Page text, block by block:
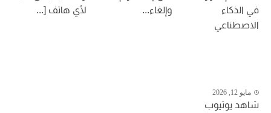
في الذكاء
الاصطناعي
وإلغاء...
لأي هاتف [...
مايو 12, 2026
شاهد يوتيوب